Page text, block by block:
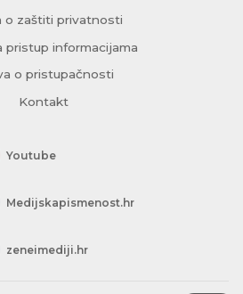
o zaštiti privatnosti
pristup informacijama
o pristupačnosti
Kontakt
Youtube
Medijskapismenost.hr
zeneimediji.hr